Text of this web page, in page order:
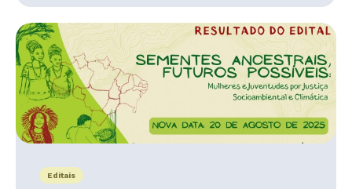
Editais